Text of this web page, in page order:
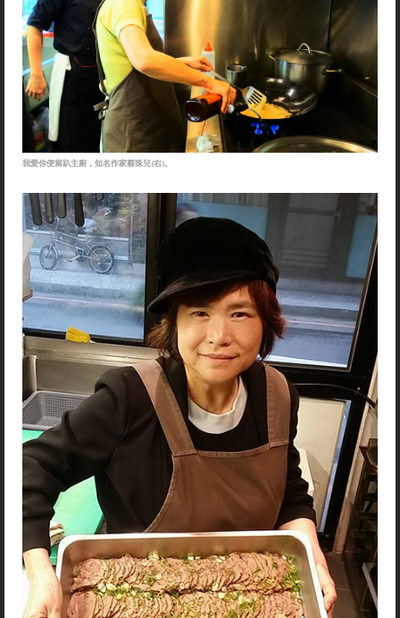
我愛你便當趴主廚，知名作家蔡珠兒(右)。